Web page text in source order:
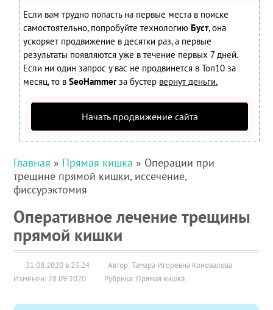
Если вам трудно попасть на первые места в поиске
самостоятельно, попробуйте технологиюБуст, она
ускоряет продвижение в десятки раз, а первые
результаты появляются уже в течение первых 7 дней.
Если ни один запрос у вас не продвинется в Топ10 за
месяц, то вSeoHammerза бустер вернут деньги.
Начать продвижение сайта
Главная » Прямая кишка » Операции при
трещине прямой кишки, иссечение,
фиссурэктомия
Оперативное лечение трещины
прямой кишки
31.08.2020 в 23:24
Автор: Тамара Игоревна Коновалова
Изменен: 28.09.2020
Рубрика: Прямая кишка